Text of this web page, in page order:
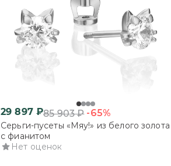
29 897₽85 903₽ -65%
Серьги-пусеты «Мяу!» из белого золота
с фианитом
Нет оценок